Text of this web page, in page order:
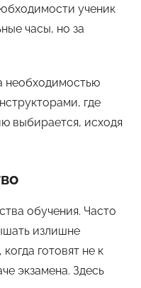
ученик
часы, но за
необходимостью
где
выбирается, исходя
обучения. Часто
излишне
готовят не к
экзамена. Здесь